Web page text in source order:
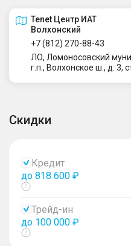
Tenet Центр ИАТ
Волхонский
+7 (812) 270-88-43
ЛО, Ломоносовский
г.п., Волхонское ш., д. 3,
Скидки
Кредит
до 818 600 ₽
Показать
Трейд-ин
до 100 000 ₽
Показать